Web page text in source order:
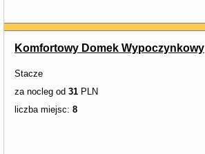
Komfortowy Domek Wypoczynkowy
Stacze
za nocleg od 31 PLN
liczba miejsc: 8